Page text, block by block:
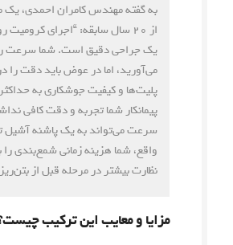
به گفته مهندس کامران احمدی، یک
از ۲۰ سال سابقه: “اجرای
یک جراحی دقیق است. شما سرعت
می‌آورید، اما در عوض باید دقت را
پلیت‌ها و کیفیت جوشکاری به
پیمانکار شما تجربه و دقت کافی
سرعت می‌تواند به یک پاشنه آشیل
واقع، شما هزینه زمانی شمع‌بندی
نظارت بیشتر در مرحله قبل از
مزایا و معایب این ترکیب